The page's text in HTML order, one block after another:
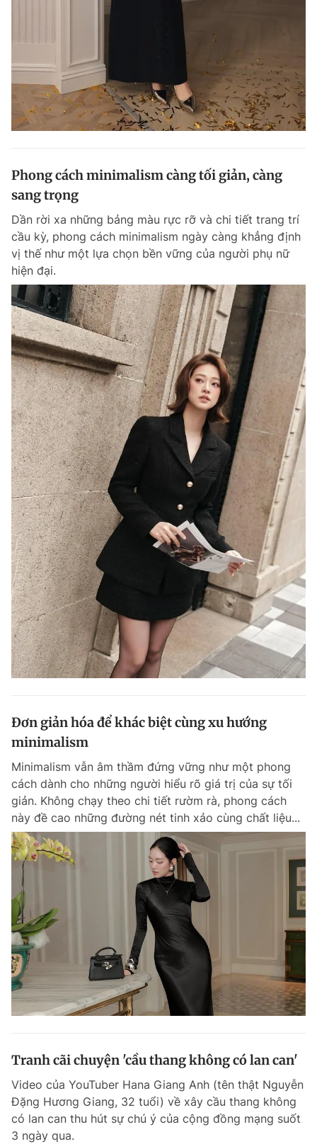
Đọc Thanh Niên trên điện thoại
Theo dõi báo trên
Hotline
0906 645 777
Liên hệ quảng cáo
Đặt báo Quảng cáo RSS Tòa soạn Chính sách bảo
Tổng biên tập: Nguyễn Ngọc Toàn
Phó tổng biên tập thường trực: Hải Thành
Phó tổng biên tập: Trần Việt Hưng
Tổng thư ký tòa soạn: Đức Trung
Giấy phép xuất bản số 110/GP - BTTTT cấp ngày 24.3.2020
© 2003-2026 Bản quyền thuộc về Báo Thanh Niên. Cấm sao chép
dưới mọi hình thức nếu không có sự chấp thuận bằng văn bản.
Phát triển bởi ePi Technologies, JSC.
Phong cách minimalism càng tối giản, càng
sang trọng
Dần rời xa những bảng màu rực rỡ và chi tiết trang trí
cầu kỳ, phong cách minimalism ngày càng khẳng định
vị thế như một lựa chọn bền vững của người phụ nữ
hiện đại.
Đơn giản hóa để khác biệt cùng xu hướng
minimalism
Minimalism vẫn âm thầm đứng vững như một phong
cách dành cho những người hiểu rõ giá trị của sự tối
giản. Không chạy theo chi tiết rườm rà, phong cách
này đề cao những đường nét tinh xảo cùng chất liệu...
Tranh cãi chuyện 'cầu thang không có lan can'
Video của YouTuber Hana Giang Anh (tên thật Nguyễn
Đặng Hương Giang, 32 tuổi) về xây cầu thang không
có lan can thu hút sự chú ý của cộng đồng mạng suốt
3 ngày qua.